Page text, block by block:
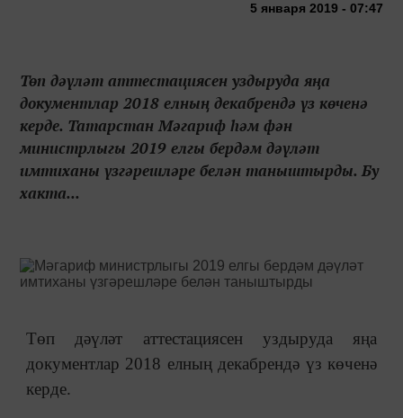
5 января 2019 - 07:47
Төп дәүләт аттестациясен уздыруда яңа
документлар 2018 елның декабрендә үз көченә
керде. Татарстан Мәгариф һәм фән
министрлыгы 2019 елгы бердәм дәүләт
имтиханы үзгәрешләре белән таныштырды. Бу
хакта...
Төп дәүләт аттестациясен уздыруда яңа
документлар 2018 елның декабрендә үз көченә
керде.